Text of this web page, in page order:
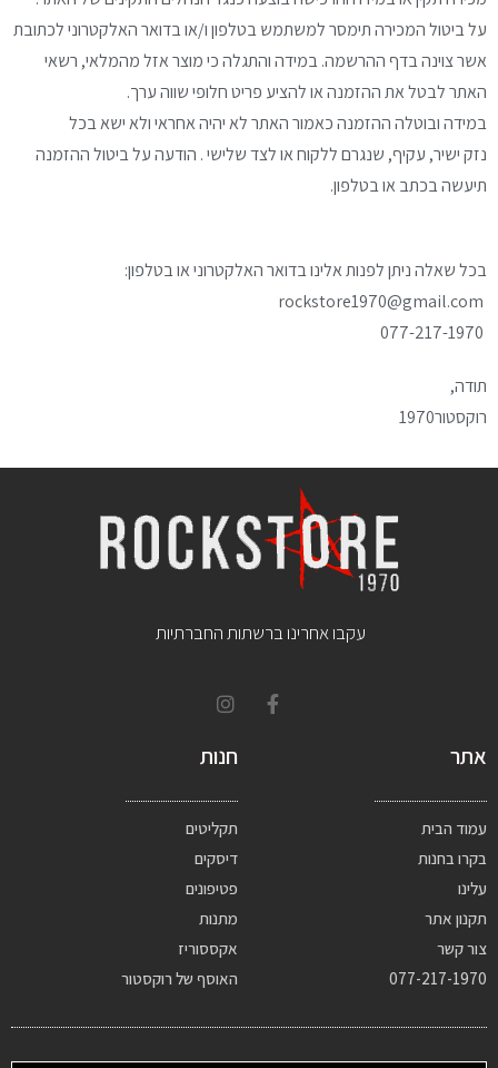
על ביטול המכירה תימסר למשתמש בטלפון ו/או בדוארהאלקטרוני לכתובת
אשר צוינה בדף ההרשמה.במידה והתגלה כי מוצר אזל מהמלאי, רשאי
האתר לבטלאת ההזמנה או להציע פריט חלופי שווה ערך.
במידה ובוטלהההזמנה כאמור האתר לא יהיה אחראי ולא ישא בכל
נזקישיר, עקיף, שנגרם ללקוח או לצד שלישי . הודעה על ביטול ההזמנה
תיעשה בכתב או בטלפון.
בכל שאלה ניתן לפנות אלינו בדואר האלקטרוניאו בטלפון:
rockstore1970@gmail.com
077-217-1970
תודה,
רוקסטור1970
עקבו אחרינו ברשתות החברתיות
אתר
עמוד הבית
בקרו בחנות
עלינו
תקנון אתר
צור קשר
077-217-1970
חנות
תקליטים
דיסקים
פטיפונים
מתנות
אקססוריז
האוסף של רוקסטור